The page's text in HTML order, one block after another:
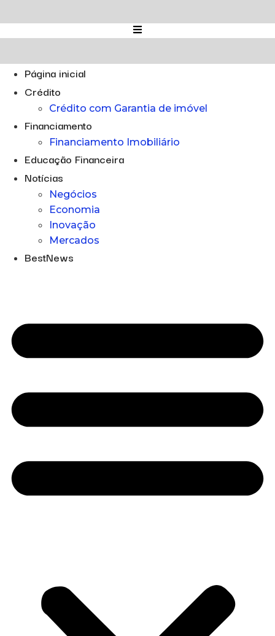
para
o
Página inicial
Crédito
Crédito com Garantia de imóvel
Financiamento
Financiamento Imobiliário
Educação Financeira
Notícias
Negócios
Economia
Inovação
Mercados
BestNews